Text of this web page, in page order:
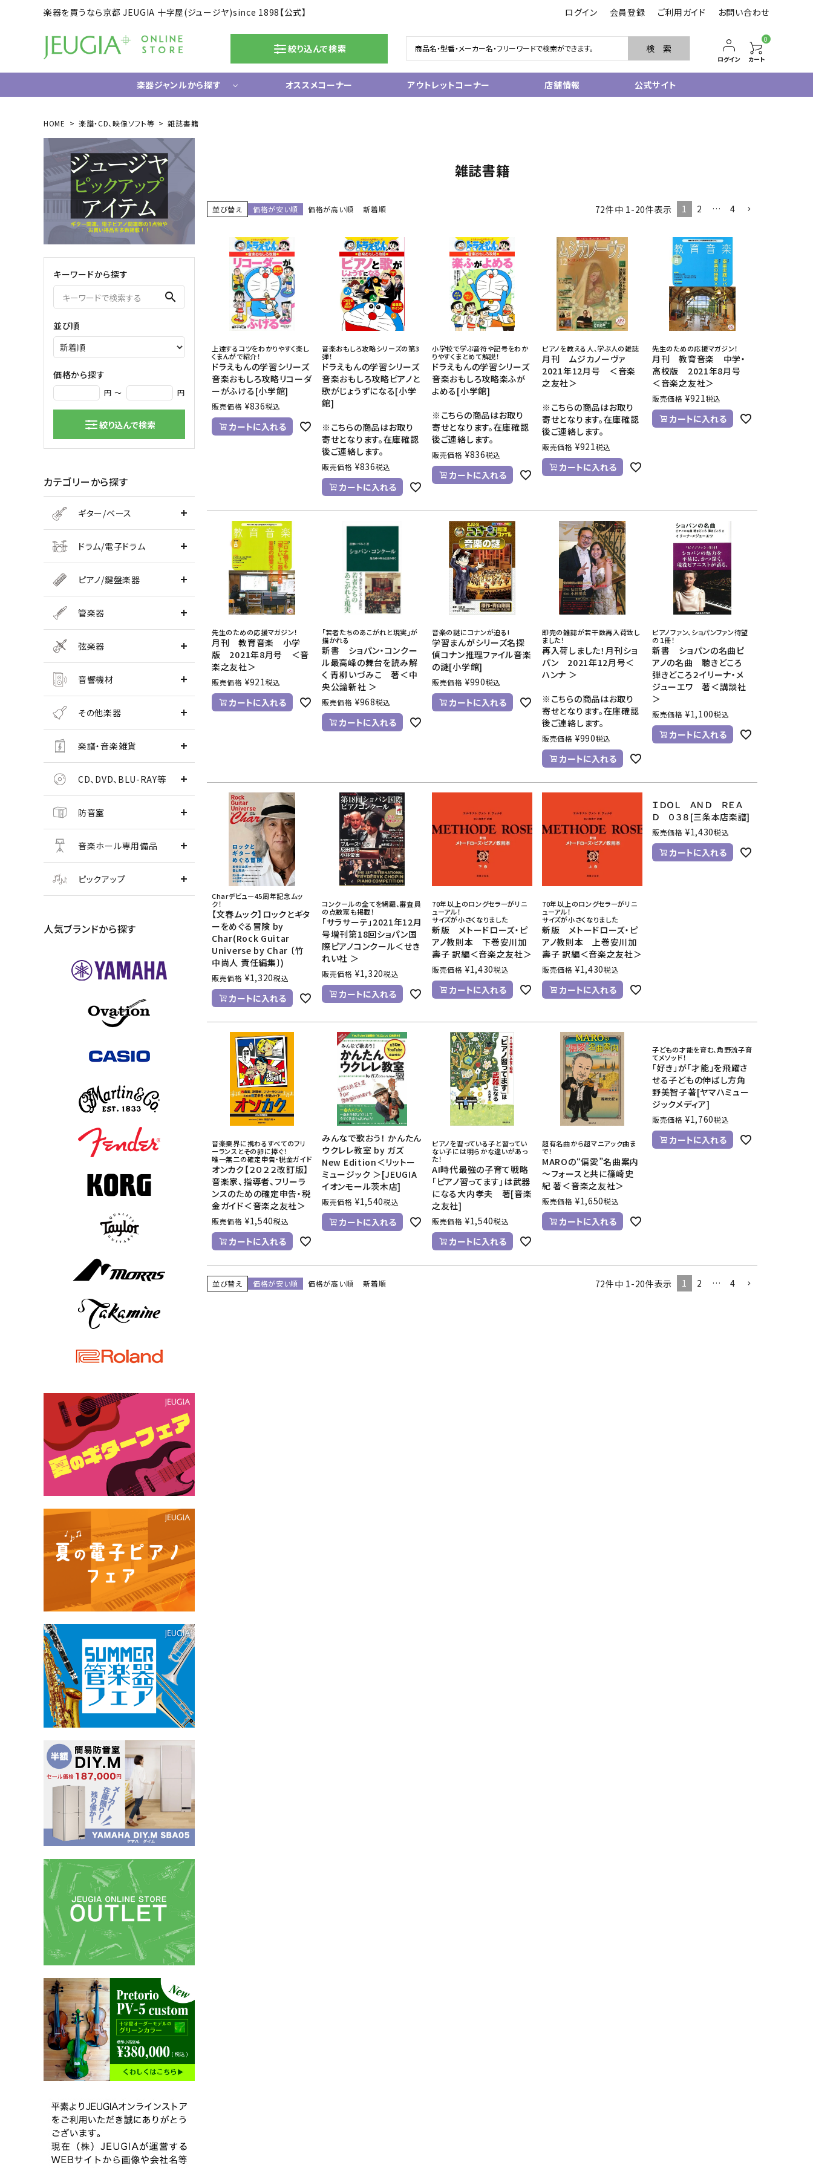
楽器を買うなら京都 JEUGIA 十字屋(ジュージヤ)since 1898【公式】 ログイン 会員登録 ご利用ガイド お問い合わせ
絞り込んで検索 検 索
ログイン
0
カート
楽器ジャンルから探す
ギター/ベース
エレキギター
エレキベース
アコースティックギター
中古ギター・アウトレットギター
ウクレレ
ギター関連小物
アンプ
エフェクター
ライフスタイルグッズ
中古ピアノ
その他金管
管楽器小物
弦楽器
クラシックギター
ハープ
弦楽器小物
音響機材
シンセサイザー
DAW ／ DTM
DJ
PA
マイク
その他楽器
その他楽器
ハーモニカ
鍵盤ハーモニカ
リコーダー
CD/楽譜・音楽雑貨
CD、映像ソフト等
楽譜
音楽雑貨
オススメコーナー アウトレットコーナー 店舗情報 公式サイト
HOME 楽譜・CD、映像ソフト等 雑誌書籍
キーワードから探す
search
並び順
価格から探す
円 ～ 円
絞り込んで検索
カテゴリーから探す
ギター/ベース
ドラム/電子ドラム
ピアノ/鍵盤楽器
管楽器
弦楽器
音響機材
その他楽器
楽譜・音楽雑貨
CD、DVD、BLU-RAY等
防音室
音楽ホール専用備品
ピックアップ
人気ブランドから探す
雑誌書籍
並び替え 価格が安い順 価格が高い順 新着順 72件中 1 -20件表示 1 2 … 4
上達するコツをわかりやすく楽し
くまんがで紹介！
ドラえもんの学習シリーズ
音楽おもしろ攻略リコーダ
ーがふける[小学館]
販売価格 ¥836税込
カートに入れる
音楽おもしろ攻略シリーズの第3
弾！
ドラえもんの学習シリーズ
音楽おもしろ攻略ピアノと
歌がじょうずになる[小学
館]
※こちらの商品はお取り
寄せとなります。在庫確認
後ご連絡します。
販売価格 ¥836税込
カートに入れる
小学校で学ぶ音符や記号をわか
りやすくまとめて解説！
ドラえもんの学習シリーズ
音楽おもしろ攻略楽ふが
よめる[小学館]
※こちらの商品はお取り
寄せとなります。在庫確認
後ご連絡します。
販売価格 ¥836税込
カートに入れる
ピアノを教える人、学ぶ人の雑誌
月刊 ムジカノーヴァ
2021年12月号 ＜音楽
之友社＞
※こちらの商品はお取り
寄せとなります。在庫確認
後ご連絡します。
販売価格 ¥921税込
カートに入れる
先生のための応援マガジン！
月刊 教育音楽 中学・
高校版 2021年8月号
＜音楽之友社＞
販売価格 ¥921税込
カートに入れる
先生のための応援マガジン！
月刊 教育音楽 小学
版 2021年8月号 ＜音
楽之友社＞
販売価格 ¥921税込
カートに入れる
「若者たちのあこがれと現実」が
描かれる
新書 ショパン・コンクー
ル最高峰の舞台を読み解
く 青柳いづみこ 著＜中
央公論新社 ＞
販売価格 ¥968税込
カートに入れる
音楽の謎にコナンが迫る!
学習まんがシリーズ名探
偵コナン推理ファイル音楽
の謎[小学館]
販売価格 ¥990税込
カートに入れる
即完の雑誌が若干数再入荷致し
ました！
再入荷しました！月刊ショ
パン 2021年12月号＜
ハンナ ＞
※こちらの商品はお取り
寄せとなります。在庫確認
後ご連絡します。
販売価格 ¥990税込
カートに入れる
ピアノファン、ショパンファン待望
の１冊！
新書 ショパンの名曲ピ
アノの名曲 聴きどころ
弾きどころ２イリーナ・メ
ジューエワ 著＜講談社
＞
販売価格 ¥1,100税込
カートに入れる
Charデビュー45周年記念ムッ
ク！
【文春ムック】ロックとギタ
ーをめぐる冒険 by
Char(Rock Guitar
Universe by Char 〔竹
中尚人 責任編集〕)
販売価格 ¥1,320税込
カートに入れる
コンクールの全てを網羅、審査員
の点数票も掲載！
「サラサーテ」2021年12月
号増刊第18回ショパン国
際ピアノコンクール＜せき
れい社 ＞
販売価格 ¥1,320税込
カートに入れる
70年以上のロングセラーがリニ
ューアル！
サイズが小さくなりました
新版 メトードローズ・ピ
アノ教則本 下巻安川加
壽子 訳編＜音楽之友社＞
販売価格 ¥1,430税込
カートに入れる
70年以上のロングセラーがリニ
ューアル！
サイズが小さくなりました
新版 メトードローズ・ピ
アノ教則本 上巻安川加
壽子 訳編＜音楽之友社＞
販売価格 ¥1,430税込
カートに入れる
ＩＤＯＬ ＡＮＤ ＲＥＡ
Ｄ ０３８[三条本店楽譜]
販売価格 ¥1,430税込
カートに入れる
音楽業界に携わるすべてのフリ
ーランスとその卵に捧ぐ！
唯一無二の確定申告・税金ガイド
オンカク【２０２２改訂版】
音楽家、指導者、フリーラ
ンスのための確定申告・税
金ガイド＜音楽之友社＞
販売価格 ¥1,540税込
カートに入れる
みんなで歌おう！ かんたん
ウクレレ教室 by ガズ
New Edition＜リットー
ミュージック ＞[JEUGIA
イオンモール茨木店]
販売価格 ¥1,540税込
カートに入れる
ピアノを習っている子と習ってい
ない子には明らかな違いがあっ
た！
AI時代最強の子育て戦略
「ピアノ習ってます」は武器
になる大内孝夫 著[音楽
之友社]
販売価格 ¥1,540税込
カートに入れる
超有名曲から超マニアック曲ま
で！
MAROの“偏愛”名曲案内
～フォースと共に篠崎史
紀 著＜音楽之友社＞
販売価格 ¥1,650税込
カートに入れる
子どもの才能を育む、角野流子育
てメソッド！
「好き」が「才能」を飛躍さ
せる子どもの伸ばし方角
野美智子著[ヤマハミュー
ジックメディア]
販売価格 ¥1,760税込
カートに入れる
並び替え 価格が安い順 価格が高い順 新着順 72件中 1-20件表示 1 2 … 4